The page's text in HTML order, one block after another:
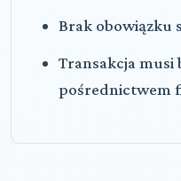
Brak obowiązku
Transakcja musi
pośrednictwem